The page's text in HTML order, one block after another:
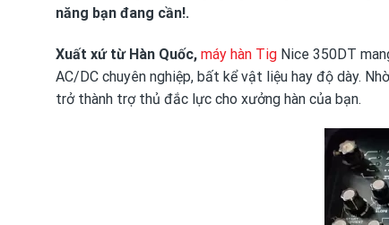
năng bạn đang cần!.
Xuất xứ từ Hàn Quốc, máy hàn Tig Nice 350DT
AC/DC chuyên nghiệp, bất kể vật liệu hay độ dày.
trở thành trợ thủ đắc lực cho xưởng hàn của bạn.